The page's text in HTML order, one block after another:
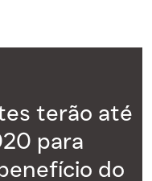
terão até
para
do